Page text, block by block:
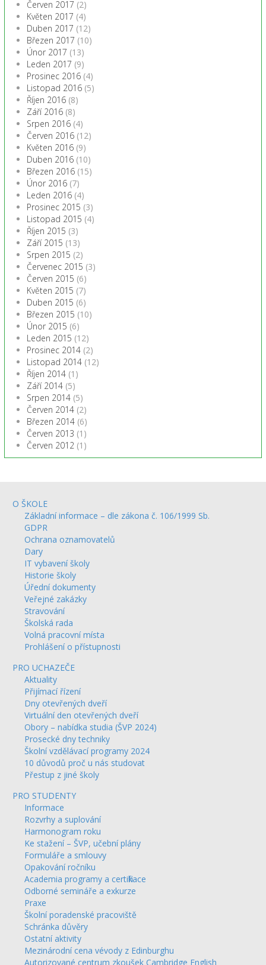
Červen 2017 (2)
Květen 2017 (4)
Duben 2017 (12)
Březen 2017 (10)
Únor 2017 (13)
Leden 2017 (9)
Prosinec 2016 (4)
Listopad 2016 (5)
Říjen 2016 (8)
Září 2016 (8)
Srpen 2016 (4)
Červen 2016 (12)
Květen 2016 (9)
Duben 2016 (10)
Březen 2016 (15)
Únor 2016 (7)
Leden 2016 (4)
Prosinec 2015 (3)
Listopad 2015 (4)
Říjen 2015 (3)
Září 2015 (13)
Srpen 2015 (2)
Červenec 2015 (3)
Červen 2015 (6)
Květen 2015 (7)
Duben 2015 (6)
Březen 2015 (10)
Únor 2015 (6)
Leden 2015 (12)
Prosinec 2014 (2)
Listopad 2014 (12)
Říjen 2014 (1)
Září 2014 (5)
Srpen 2014 (5)
Červen 2014 (2)
Březen 2014 (6)
Červen 2013 (1)
Červen 2012 (1)
O ŠKOLE
Základní informace – dle zákona č. 106/1999 Sb.
GDPR
Ochrana oznamovatelů
Dary
IT vybavení školy
Historie školy
Úřední dokumenty
Veřejné zakázky
Stravování
Školská rada
Volná pracovní místa
Prohlášení o přístupnosti
PRO UCHAZEČE
Aktuality
Přijímací řízení
Dny otevřených dveří
Virtuální den otevřených dveří
Obory – nabídka studia (ŠVP 2024)
Prosecké dny techniky
Školní vzdělávací programy 2024
10 důvodů proč u nás studovat
Přestup z jiné školy
PRO STUDENTY
Informace
Rozvrhy a suplování
Harmonogram roku
Ke stažení – ŠVP, učební plány
Formuláře a smlouvy
Opakování ročníku
Academia programy a certifikace
Odborné semináře a exkurze
Praxe
Školní poradenské pracoviště
Schránka důvěry
Ostatní aktivity
Mezinárodní cena vévody z Edinburghu
Autorizované centrum zkoušek Cambridge English